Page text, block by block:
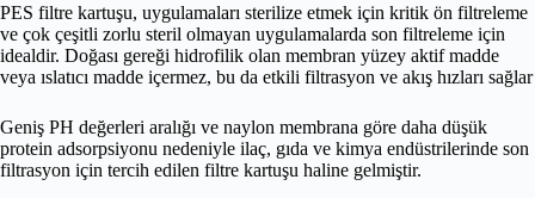
PES filtre kartuşu, uygulamaları sterilize etmek için kritik ön filtreleme
ve çok çeşitli zorlu steril olmayan uygulamalarda son filtreleme için
idealdir. Doğası gereği hidrofilik olan membran yüzey aktif madde
veya ıslatıcı madde içermez, bu da etkili filtrasyon ve akış hızları sağlar
Geniş PH değerleri aralığı ve naylon membrana göre daha düşük
protein adsorpsiyonu nedeniyle ilaç, gıda ve kimya endüstrilerinde son
filtrasyon için tercih edilen filtre kartuşu haline gelmiştir.